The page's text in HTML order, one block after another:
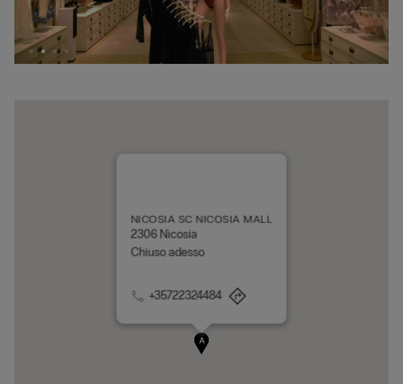
A
NICOSIA SC NICOSIA MALL
2306 Nicosia
Chiuso adesso
+35722324484